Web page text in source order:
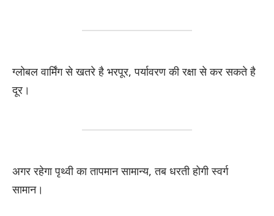
ग्लोबल वार्मिंग से खतरे है भरपूर, पर्यावरण की रक्षा से कर सकते है
दूर।
अगर रहेगा पृथ्वी का तापमान सामान्य, तब धरती होगी स्वर्ग
सामान।